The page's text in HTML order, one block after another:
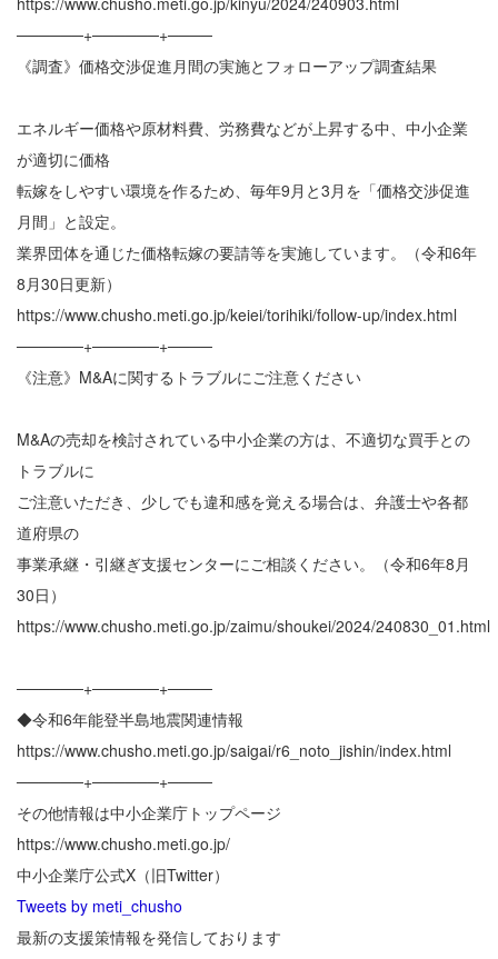
──────+──────+────
《調査》価格交渉促進月間の実施とフォローアップ調査結果
エネルギー価格や原材料費、労務費などが上昇する中、中小企業
が適切に価格
転嫁をしやすい環境を作るため、毎年9月と3月を「価格交渉促進
月間」と設定。
業界団体を通じた価格転嫁の要請等を実施しています。（令和6年
8月30日更新）
https://www.chusho.meti.go.jp/keiei/torihiki/follow-up/index.html
──────+──────+────
《注意》M&Aに関するトラブルにご注意ください
M&Aの売却を検討されている中小企業の方は、不適切な買手との
トラブルに
ご注意いただき、少しでも違和感を覚える場合は、弁護士や各都
道府県の
事業承継・引継ぎ支援センターにご相談ください。（令和6年8月
30日）
https://www.chusho.meti.go.jp/zaimu/shoukei/2024/240830_01.html
──────+──────+────
◆令和6年能登半島地震関連情報
https://www.chusho.meti.go.jp/saigai/r6_noto_jishin/index.html
──────+──────+────
その他情報は中小企業庁トップページ
https://www.chusho.meti.go.jp/
中小企業庁公式X（旧Twitter）
Tweets by meti_chusho
最新の支援策情報を発信しております